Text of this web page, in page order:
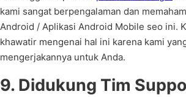
kami sangat berpengalaman dan
Android / Aplikasi Android Mobile seo ini.
khawatir mengenai hal ini karena kami
mengerjakannya untuk Anda.
9. Didukung Tim